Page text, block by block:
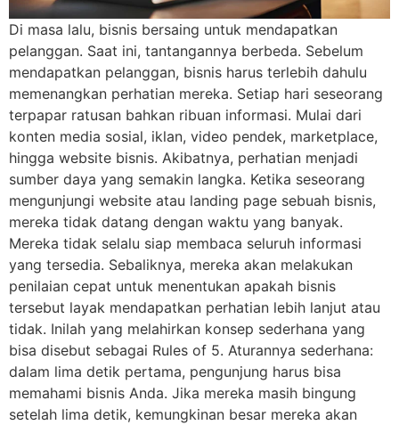
Di masa lalu, bisnis bersaing untuk mendapatkan
pelanggan. Saat ini, tantangannya berbeda. Sebelum
mendapatkan pelanggan, bisnis harus terlebih dahulu
memenangkan perhatian mereka. Setiap hari seseorang
terpapar ratusan bahkan ribuan informasi. Mulai dari
konten media sosial, iklan, video pendek, marketplace,
hingga website bisnis. Akibatnya, perhatian menjadi
sumber daya yang semakin langka. Ketika seseorang
mengunjungi website atau landing page sebuah bisnis,
mereka tidak datang dengan waktu yang banyak.
Mereka tidak selalu siap membaca seluruh informasi
yang tersedia. Sebaliknya, mereka akan melakukan
penilaian cepat untuk menentukan apakah bisnis
tersebut layak mendapatkan perhatian lebih lanjut atau
tidak. Inilah yang melahirkan konsep sederhana yang
bisa disebut sebagai Rules of 5. Aturannya sederhana:
dalam lima detik pertama, pengunjung harus bisa
memahami bisnis Anda. Jika mereka masih bingung
setelah lima detik, kemungkinan besar mereka akan